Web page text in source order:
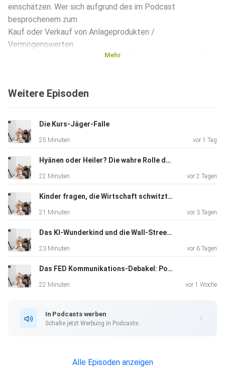
einschätzen. Wer sich aufgrund des im Podcast
besprochenem zum
Kauf oder Verkauf von Anlageprodukten /
Vermögenswerten
entscheidet, tut diese aus eigener Entscheidung und auf
haften, wenn
Anlageentscheidungen
treffen und dadurch Verluste erleiden
Mehr
Weitere Episoden
Die Kurs-Jäger-Falle
25 Minuten vor 1 Tag
Hyänen oder Heiler? Die wahre Rolle der Hedgefonds
22 Minuten vor 2 Tagen
Kinder fragen, die Wirtschaft schwitzt: „The Big Short“ im Realitätscheck
21 Minuten vor 3 Tagen
Das KI-Wunderkind und die Wall-Street-Rettung: Ein moderner LTCM-Moment
23 Minuten vor 6 Tagen
Das FED Kommunikations-Debakel: Powell vs. Warsh
22 Minuten vor 1 Woche
In Podcasts werben
Schalte jetzt Werbung in Podcasts.
Alle Episoden anzeigen